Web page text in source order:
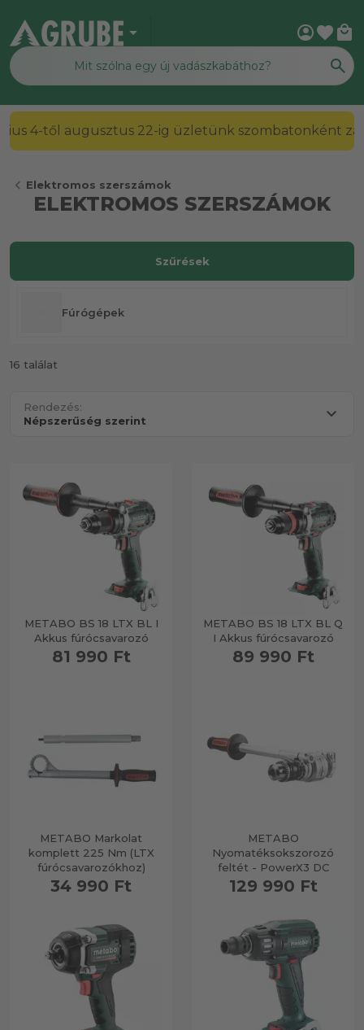
arrow_drop_down account_circlefavorite local_mall
2026. július 4-től augusztus 22-ig üzletünk
chevron_left Elektromos szerszámok
ELEKTROMOS SZERSZÁMOK
Fúrógépek
16 találat
Rendezés:
METABO BS 18 LTX BL I
Akkus fúrócsavarozó
81 990 Ft
METABO BS 18 LTX BL Q
I Akkus fúrócsavarozó
89 990 Ft
METABO Markolat
komplett 225 Nm (LTX
fúrócsavarozókhoz)
34 990 Ft
METABO
Nyomatéksokszorozó
feltét - PowerX3 DC
129 990 Ft
Szűrések